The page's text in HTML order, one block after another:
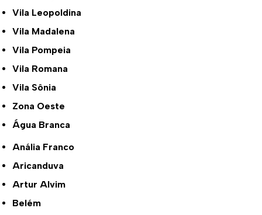
Vila Leopoldina
Vila Madalena
Vila Pompeia
Vila Romana
Vila Sônia
Zona Oeste
Água Branca
Anália Franco
Aricanduva
Artur Alvim
Belém